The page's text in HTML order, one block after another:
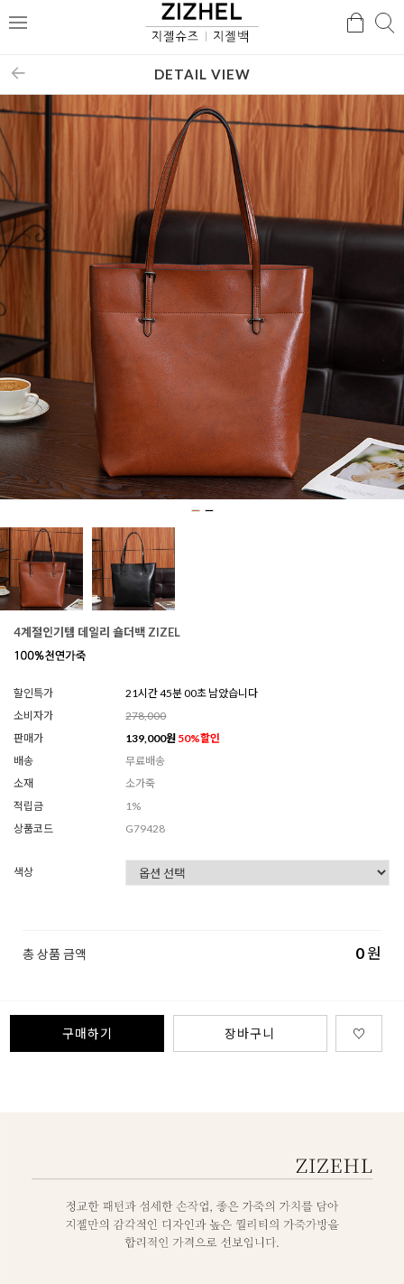
메
검
DETAIL VIEW
4계절인기템 데일리 숄더백 ZIZEL
할인특가
21시간 44분 55초 남았습니다
소비자가
278,000
판매가
139,000원 50%할인
배송
무료배송
소재
소가죽
적립금
1%
상품코드
G79428
색상
총 상품 금액 0원
구매하기 장바구니 ♡